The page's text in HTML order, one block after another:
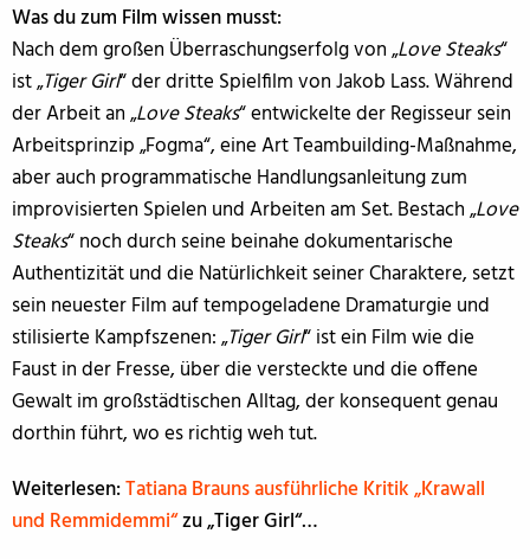
Was du zum Film wissen musst:
Nach dem großen Überraschungserfolg von „Love Steaks“
ist „Tiger Girl“ der dritte Spielfilm von Jakob Lass. Während
der Arbeit an „Love Steaks“ entwickelte der Regisseur sein
Arbeitsprinzip „Fogma“, eine Art Teambuilding-Maßnahme,
aber auch programmatische Handlungsanleitung zum
improvisierten Spielen und Arbeiten am Set. Bestach „Love
Steaks“ noch durch seine beinahe dokumentarische
Authentizität und die Natürlichkeit seiner Charaktere, setzt
sein neuester Film auf tempogeladene Dramaturgie und
stilisierte Kampfszenen: „Tiger Girl“ ist ein Film wie die
Faust in der Fresse, über die versteckte und die offene
Gewalt im großstädtischen Alltag, der konsequent genau
dorthin führt, wo es richtig weh tut.
Weiterlesen:Tatiana Brauns ausführliche Kritik „Krawall
und Remmidemmi“zu „Tiger Girl“…